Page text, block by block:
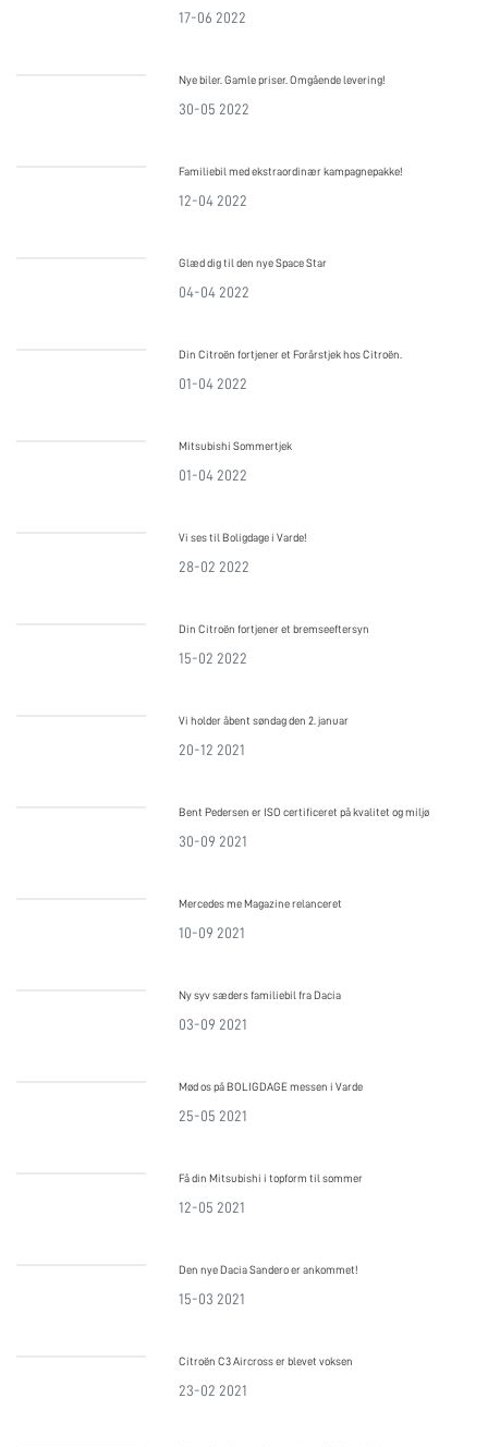
17-06 2022
Nye biler. Gamle priser. Omgående levering!
30-05 2022
Familiebil med ekstraordinær kampagnepakke!
12-04 2022
Glæd dig til den nye Space Star
04-04 2022
Din Citroën fortjener et Forårstjek hos Citroën.
01-04 2022
Mitsubishi Sommertjek
01-04 2022
Vi ses til Boligdage i Varde!
28-02 2022
Din Citroën fortjener et bremseeftersyn
15-02 2022
Vi holder åbent søndag den 2. januar
20-12 2021
Bent Pedersen er ISO certificeret på kvalitet og miljø
30-09 2021
Mercedes me Magazine relanceret
10-09 2021
Ny syv sæders familiebil fra Dacia
03-09 2021
Mød os på BOLIGDAGE messen i Varde
25-05 2021
Få din Mitsubishi i topform til sommer
12-05 2021
Den nye Dacia Sandero er ankommet!
15-03 2021
Citroën C3 Aircross er blevet voksen
23-02 2021